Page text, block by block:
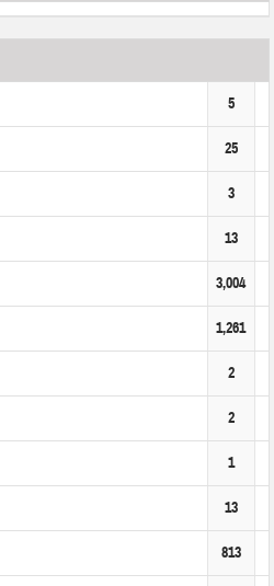
5
25
3
13
3,004
1,261
2
2
1
13
813